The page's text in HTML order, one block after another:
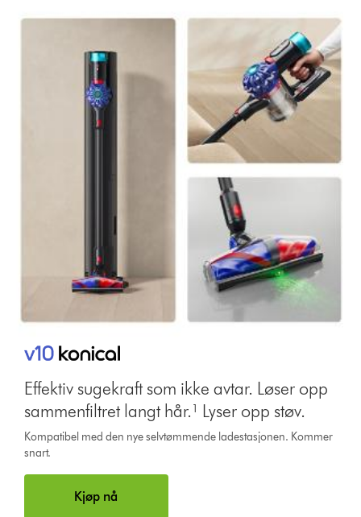
Effektiv sugekraft som ikke avtar. Løser opp
sammenfiltret langt hår.¹ Lyser opp støv.
Kompatibel med den nye selvtømmende ladestasjonen. Kommer
snart.
Kjøp nå